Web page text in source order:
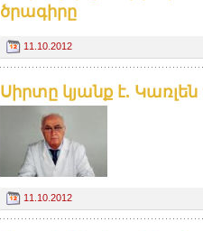
ծրագիրը
11.10.2012
Սիրտը կյանք է.
11.10.2012